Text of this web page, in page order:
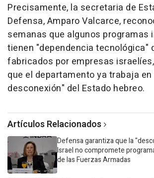
Precisamente, la secretaria de
Defensa, Amparo Valcarce,
semanas que algunos programas
tienen "dependencia tecnológica"
fabricados por empresas
que el departamento ya trabaja
desconexión" del Estado hebreo.
Artículos Relacionados
Defensa garantiza que la
Israel no compromete
de las Fuerzas Armadas